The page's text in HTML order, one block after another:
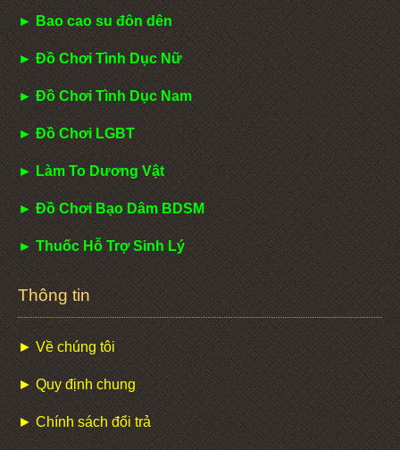
► Bao cao su đôn dên
► Đồ Chơi Tình Dục Nữ
► Đồ Chơi Tình Dục Nam
► Đồ Chơi LGBT
► Làm To Dương Vật
► Đồ Chơi Bạo Dâm BDSM
► Thuốc Hỗ Trợ Sinh Lý
Thông tin
► Về chúng tôi
► Quy định chung
► Chính sách đổi trả